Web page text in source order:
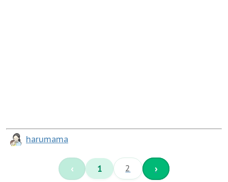
harumama
‹ 1 2 ›